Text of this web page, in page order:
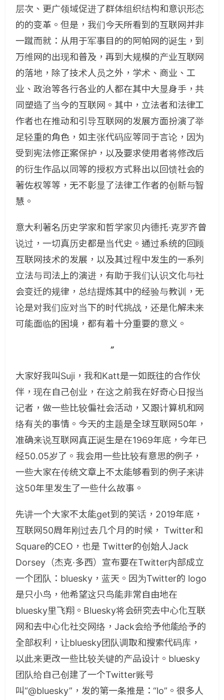
层次、更广领域促进了群体组织结构和意识形态
的的变革。但是，我们今天所看到的互联网并非
一蹴而就：从用于军事目的的阿帕网的诞生，到
万维网的出现和普及，再到大规模的产业互联网
的落地，除了技术人员之外，学术、商业、工
业、政治等各行各业的人都在其中大显身手，共
同塑造了当今的互联网。其中，立法者和法律工
作者也在推动和引导互联网的发展方面扮演了举
足轻重的角色，如主张代码应等同于言论，因为
受到宪法修正案保护，以及要求使用者将修改后
的衍生作品以同等的授权方式释出以回馈社会的
著佐权等等，无不彰显了法律工作者的创新与智
慧。
意大利著名历史学家和哲学家贝内德托·克罗齐曾
说过，一切真历史都是当代史。通过系统的回顾
互联网技术的发展，以及其过程中发生的一系列
立法与司法上的演进，有助于我们认识文化与社
会变迁的规律，总结提炼其中的经验与教训，无
论是对我们应对当下的时代挑战，还是化解未来
可能面临的困境，都有着十分重要的意义。
”
大家好我叫Suji，我和Katt是一如既往的合作伙
伴，现在自己创业，在这之前我在好奇心日报当
记者，做一些比较偏社会活动，又跟计算机和网
络有关的事情。今天的主题是全球互联网50年，
准确来说互联网真正诞生是在1969年底，今年已
经50.05岁了。我会用一些比较有意思的例子，
一些大家在传统文章上不太能够看到的例子来讲
这50年里发生了一些什么故事。
先讲一个大家不太能get到的笑话，2019年底，
互联网50周年刚过去几个月的时候， Twitter和
Square的CEO，也是 Twitter的创始人Jack
Dorsey（杰克·多西）宣布要在Twitter内部成立
一个团队：bluesky，蓝天。因为Twitter的 logo
是只小鸟，他希望这只鸟能非常自由地在
bluesky里飞翔。Bluesky将会研究去中心化互联
网和去中心化社交网络，Jack会给予他能给予的
全部权利，让bluesky团队调取和搜索代码库，
以此来更改一些比较关键的产品设计。bluesky
团队给自己创建了一个Twitter账号
叫“@bluesky”，发的第一条推是：“lo”。很多人